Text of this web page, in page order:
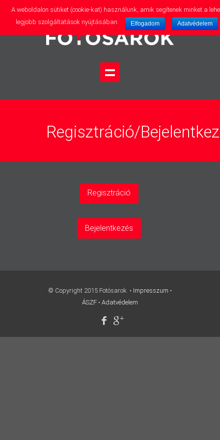
Regisztráció/
Regisztráció
Bejelentkezés
© Copyright 2015 Fotósarok. • Impresszum •
ÁSZF • Adatvédelem
A weboldalon sütiket (cookie-kat) használunk, amik segítenek minket a
legjobb szolgáltatások nyújtásában.
Elfogadom Adatvédelem